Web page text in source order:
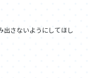
出さないようにしてほし